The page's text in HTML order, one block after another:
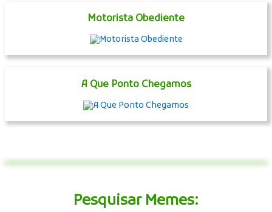
Motorista Obediente
A Que Ponto Chegamos
Pesquisar Memes: